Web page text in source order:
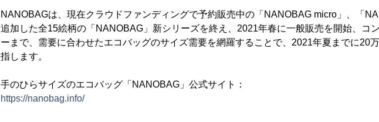
NANOBAGは、現在クラウドファンディングで予約販売中の「NANOBAG micro」、「
追加した全15絵柄の「NANOBAG」新シリーズを終え、2021年春に一般販売を開始、コ
ーまで、需要に合わせたエコバッグのサイズ需要を網羅することで、2021年夏までに20
指します。
手のひらサイズのエコバッグ「NANOBAG」公式サイト：
https://nanobag.info/